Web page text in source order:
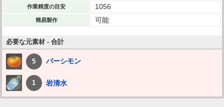
作業精度の目安 1056
簡易製作 可能
必要な元素材 - 合計
5 パーシモン
1 岩清水